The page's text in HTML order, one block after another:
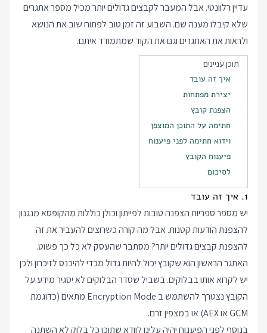
עדיין רלוונטי. אבל המעבר לקבצים גדולים יותר מכיל מספר אתגרים
שלא קיבלו מענה שם. השבוע זה זמן טוב לפתוח שוב את הנושא
ולראות את האתגרים וגם את הקוד שמתמודד איתם.
תוכן עניינים
איך זה עובד
יצירת מפתחות
הצפנת קובץ
חתימה על התוכן המוצפן
וידוא חתימה לפני פיענוח
פיענוח הקובץ
לסיכום
1. איך זה עובד
יש מספר ספריות הצפנה טובות לפייתון וכולן כוללות מהקופסא מנגנון
להצפנת הודעות קטנות. אבל מה קורה כשרוצים להעביר את זה
להצפנת קבצים גדולים יותר? מסתבר שהעסק לא כל כך פשוט.
האתגר הראשון הוא שקובץ יכול להיות גדול מכדי להיכנס לזיכרון ולכן
יש לקרוא אותו בבלוקים. בשביל שסדר הבלוקים לא יסגיר מידע על
הקובץ נצטרך להשתמש ב Encryption Mode מתאים (כדוגמת
GCM או AEX) או במצפין זרם.
בנוסף לפני הפיענוח יהיה עלינו לוודא שתוכן כל בלוק לא השתנה